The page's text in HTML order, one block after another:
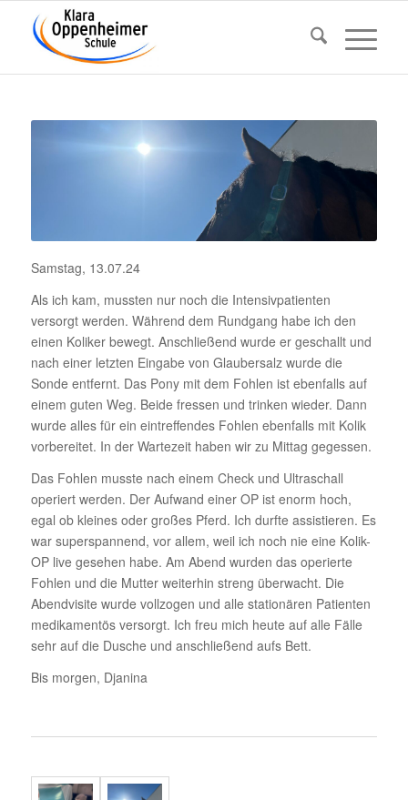
Samstag, 13.07.24
Als ich kam, mussten nur noch die Inten­siv­pa­ti­enten
versorgt werden. Während dem Rund­gang habe ich den
einen Koliker bewegt. Anschlie­ßend wurde er geschallt und
nach einer letzten Eingabe von Glau­ber­salz wurde die
Sonde entfernt. Das Pony mit dem Fohlen ist eben­falls auf
einem guten Weg. Beide fressen und trinken wieder. Dann
wurde alles für ein eintref­fendes Fohlen eben­falls mit Kolik
vorbe­reitet. In der Warte­zeit haben wir zu Mittag gegessen.
Das Fohlen musste nach einem Check und Ultra­schall
operiert werden. Der Aufwand einer OP ist enorm hoch,
egal ob kleines oder großes Pferd. Ich durfte assis­tieren. Es
war super­span­nend, vor allem, weil ich noch nie eine Kolik-
OP live gesehen habe. Am Abend wurden das operierte
Fohlen und die Mutter weiterhin streng über­wacht. Die
Abend­vi­site wurde voll­zogen und alle statio­nären Pati­enten
medi­ka­mentös versorgt. Ich freu mich heute auf alle Fälle
sehr auf die Dusche und anschlie­ßend aufs Bett.
Bis morgen, Djanina